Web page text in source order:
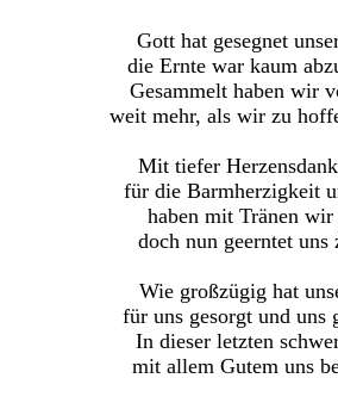
Gott hat gesegnet
die Ernte war kaum
Gesammelt haben wir
weit mehr, als wir zu
Mit tiefer
für die Barmherzigkeit
haben mit Tränen wir
doch nun geerntet uns
Wie großzügig hat
für uns gesorgt und uns
In dieser letzten
mit allem Gutem uns